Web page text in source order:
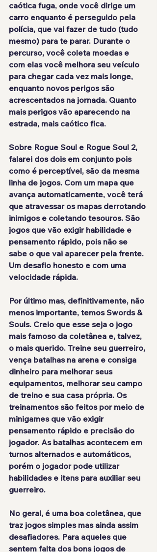
caótica fuga, onde você dirige um
carro enquanto é perseguido pela
polícia, que vai fazer de tudo (tudo
mesmo) para te parar. Durante o
percurso, você coleta moedas e
com elas você melhora seu veículo
para chegar cada vez mais longe,
enquanto novos perigos são
acrescentados na jornada. Quanto
mais perigos vão aparecendo na
estrada, mais caótico fica.
Sobre Rogue Soul e Rogue Soul 2,
falarei dos dois em conjunto pois
como é perceptível, são da mesma
linha de jogos. Com um mapa que
avança automaticamente, você terá
que atravessar os mapas derrotando
inimigos e coletando tesouros. São
jogos que vão exigir habilidade e
pensamento rápido, pois não se
sabe o que vai aparecer pela frente.
Um desafio honesto e com uma
velocidade rápida.
Por último mas, definitivamente, não
menos importante, temos Swords &
Souls. Creio que esse seja o jogo
mais famoso da coletânea e, talvez,
o mais querido. Treine seu guerreiro,
vença batalhas na arena e consiga
dinheiro para melhorar seus
equipamentos, melhorar seu campo
de treino e sua casa própria. Os
treinamentos são feitos por meio de
minigames que vão exigir
pensamento rápido e precisão do
jogador. As batalhas acontecem em
turnos alternados e automáticos,
porém o jogador pode utilizar
habilidades e itens para auxiliar seu
guerreiro.
No geral, é uma boa coletânea, que
traz jogos simples mas ainda assim
desafiadores. Para aqueles que
sentem falta dos bons jogos de